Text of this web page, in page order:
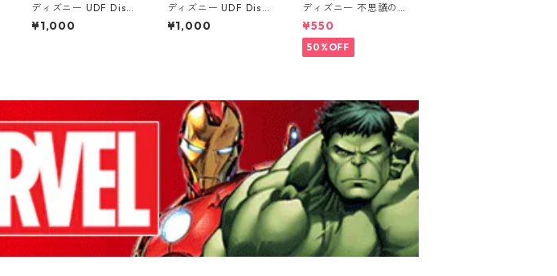
ディズニー UDF Disn
ey トランプ アリス・
イン・ワンダーランド
¥1,000
ディズニー UDF Disn
ey 白ウサギ アリス・
イン・ワンダーランド
¥1,000
ディズニー 不思議の国
のアリス アリス&チェ
シャ猫 キーリング DIS
NEY
¥550
50%OFF